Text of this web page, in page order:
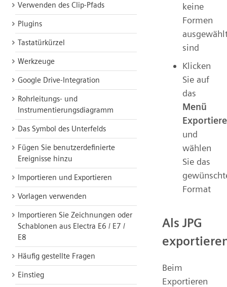
Verwenden des Clip-Pfads
Plugins
Tastatürkürzel
Werkzeuge
Google Drive-Integration
Rohrleitungs- und
Instrumentierungsdiagramm
Das Symbol des Unterfelds
Fügen Sie benutzerdefinierte
Ereignisse hinzu
Importieren und Exportieren
Vorlagen verwenden
Importieren Sie Zeichnungen oder
Schablonen aus Electra E6 / E7 /
E8
Häufig gestellte Fragen
Einstieg
keine
Formen
sind
Klicken
Sie auf
das
Menü
und
wählen
Sie das
Format
Als JPG
Beim
Exportieren